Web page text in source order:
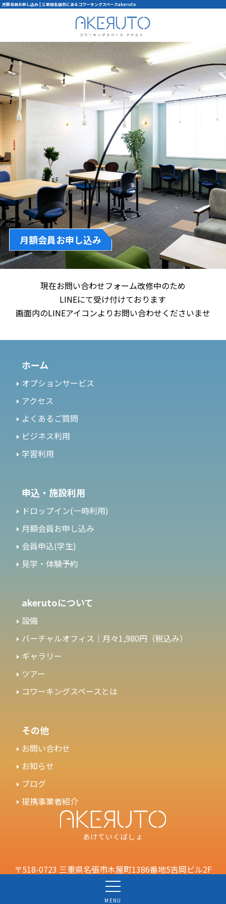
月額会員お申し込み | 三重県名張市にあるコワーキングスペースakeruto
月額会員お申し込み
現在お問い合わせフォーム改修中のため
LINEにて受け付けております
画面内のLINEアイコンよりお問い合わせくださいませ
ホーム
オプションサービス
アクセス
よくあるご質問
ビジネス利用
学習利用
申込・施設利用
ドロップイン(一時利用)
月額会員お申し込み
会員申込(学生)
見学・体験予約
akerutoについて
設備
バーチャルオフィス｜月々1,980円（税込み）
ギャラリー
ツアー
コワーキングスペースとは
その他
お問い合わせ
お知らせ
ブログ
提携事業者紹介
あけていくばしょ
〒518-0723 三重県名張市木屋町1386番地5吉岡ビル2F
お電話でのご連絡について
Mail：nabari@akeruto.net
MENU